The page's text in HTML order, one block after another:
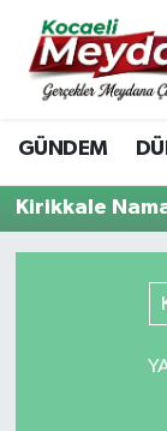
GÜNDEM
Kirikkale
Nöbetçi
Hava
Trafik
Son